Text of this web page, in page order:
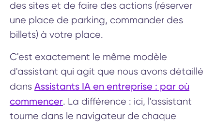
des sites et de faire des actions (réserver
une place de parking, commander des
billets) à votre place.
C'est exactement le même modèle
d'assistant qui agit que nous avons détaillé
dans Assistants IA en entreprise : par où
commencer. La différence : ici, l'assistant
tourne dans le navigateur de chaque